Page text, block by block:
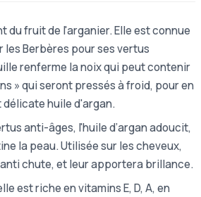
du fruit de l'arganier. Elleest connue
les Berbères pour ses vertus
renferme la noix qui peut contenir
» qui seront pressés à froid, pour en
huile d'argan.
anti-âges, l'huile d’argan adoucit,
la peau. Utilisée sur les cheveux,
chute, et leur apportera brillance.
est riche en vitamins E, D, A, en